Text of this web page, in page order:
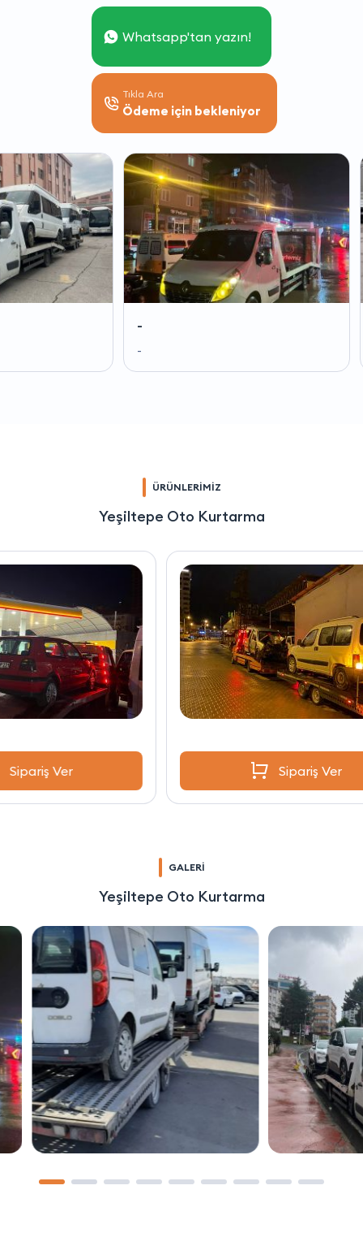
Whatsapp'tan yazın!
Tıkla Ara
Ödeme için bekleniyor
ÜRÜNLERİMİZ
Yeşiltepe Oto Kurtarma
GALERİ
Yeşiltepe Oto Kurtarma